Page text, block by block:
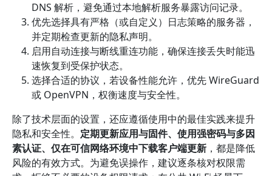
DNS 解析，避免通过本地解析服务暴露访问记录。
优先选择具有严格（或自定义）日志策略的服务器，
并定期检查更新的隐私声明。
启用自动连接与断线重连功能，确保连接丢失时能迅
速恢复到受保护状态。
选择合适的协议，若设备性能允许，优先 WireGuard
或 OpenVPN，权衡速度与安全性。
除了技术层面的设置，还应遵循使用中的最佳实践来提升
隐私和安全性。 定期更新应用与固件、使用强密码与多因
素认证、仅在可信网络环境中下载客户端更新 ，都是降低
风险的有效方式。为避免误操作，建议逐条核对权限需